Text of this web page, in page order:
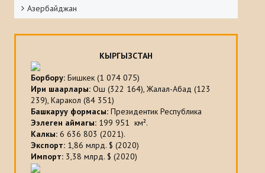
Азербайджан
КЫРГЫЗСТАН
Борбору: Бишкек (1 074 075)
Ири шаарлары: Ош (322 164), Жалал-Абад (123
239), Каракол (84 351)
Башкаруу формасы: Президентик Республика
Ээлеген аймагы: 199 951 км².
Калкы: 6 636 803 (2021).
Экспорт: 1,86 млрд. $ (2020)
Импорт: 3,38 млрд. $ (2020)